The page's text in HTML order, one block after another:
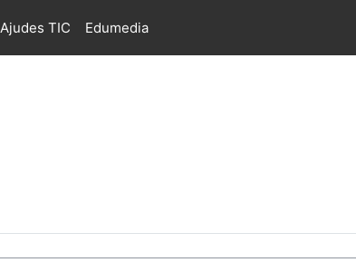
Ajudes TIC Edumedia